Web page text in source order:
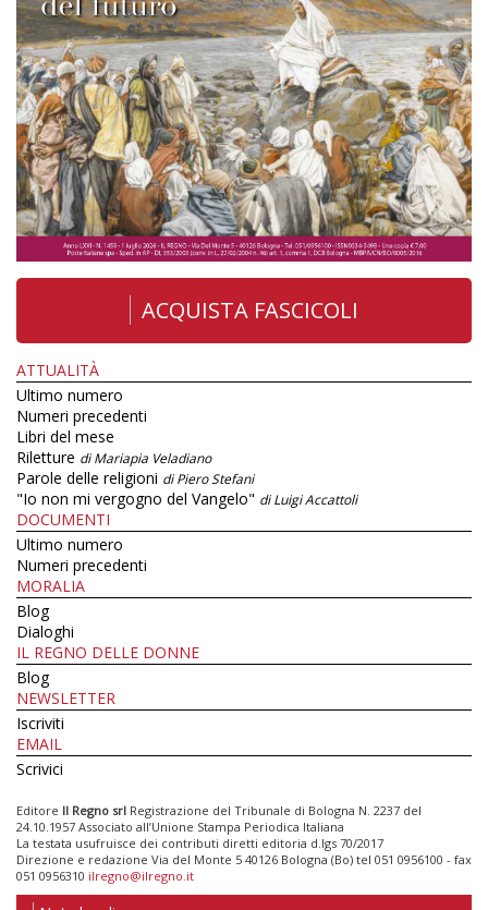
ACQUISTA FASCICOLI
ATTUALITÀ
Ultimo numero
Numeri precedenti
Libri del mese
Riletture di Mariapia Veladiano
Parole delle religioni di Piero Stefani
"Io non mi vergogno del Vangelo" di Luigi Accattoli
DOCUMENTI
Ultimo numero
Numeri precedenti
MORALIA
Blog
Dialoghi
IL REGNO DELLE DONNE
Blog
NEWSLETTER
Iscriviti
EMAIL
Scrivici
Editore Il Regno srl Registrazione del Tribunale di Bologna N. 2237 del
24.10.1957 Associato all’Unione Stampa Periodica Italiana
La testata usufruisce dei contributi diretti editoria d.lgs 70/2017
Direzione e redazione Via del Monte 5 40126 Bologna (Bo) tel 051 0956100 - fax
051 0956310 ilregno@ilregno.it